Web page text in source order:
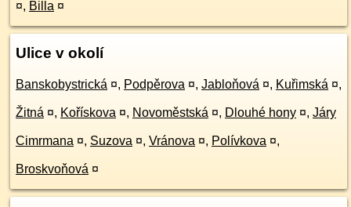
¤, Billa ¤
Ulice v okolí
Banskobystrická ¤, Podpěrova ¤, Jabloňová ¤, Kuřimská ¤,
Žitná ¤, Kořískova ¤, Novoměstská ¤, Dlouhé hony ¤, Járy
Cimrmana ¤, Suzova ¤, Vránova ¤, Polívkova ¤,
Broskvoňová ¤